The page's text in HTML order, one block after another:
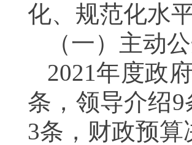
化、规范化水平
（一）主动
2021年度政府
条，领导介绍9
3条，财政预算